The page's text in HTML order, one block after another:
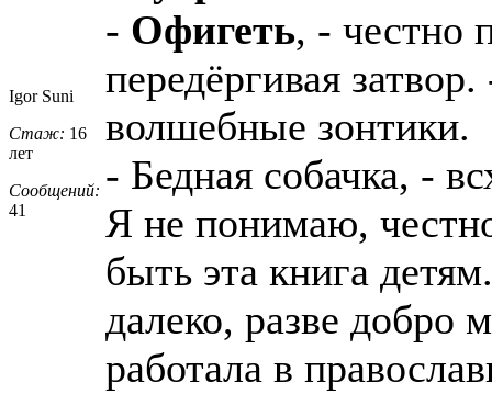
Igor Suni
Стаж: 16
лет
Сообщений:
41
- Офигеть, - честно
передёргивая
волшебные зонтики.
- Бедная собачка, -
Я не понимаю,
быть эта книга
далеко, разве добро
работала в